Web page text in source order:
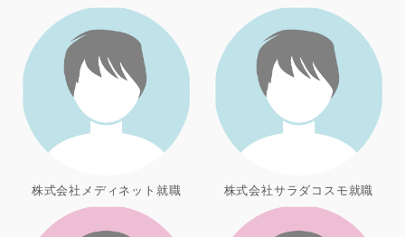
株式会社メディネット就職 株式会社サラダコスモ就職